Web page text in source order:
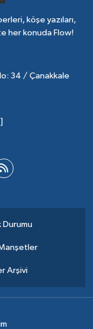
köşe yazıları,
her konuda Flow!
34 / Çanakkale
Durumu
Arşivi